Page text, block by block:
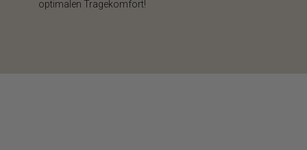
optimalen Tragekomfort!